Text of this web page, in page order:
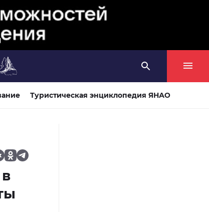
Туристическая энциклопедия ЯНАО